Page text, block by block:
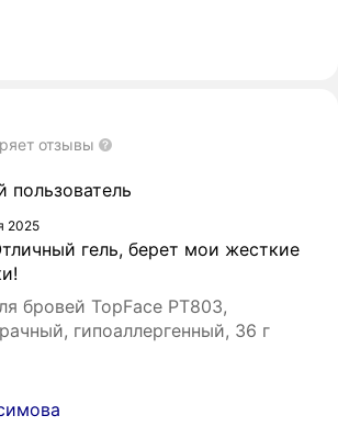
отзывы
2025
гель, берет мои жесткие
бровей TopFace PT803,
гипоаллергенный, 36 г